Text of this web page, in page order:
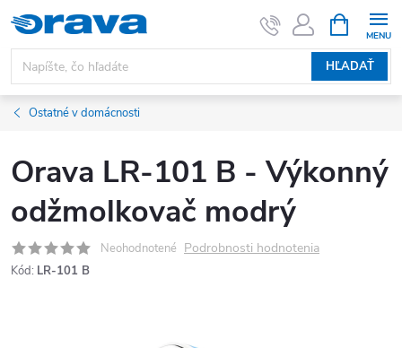
Prejsť na obsah
HĽADAŤ
Ostatné v domácnosti
Orava LR-101 B - Výkonný
odžmolkovač modrý
Neohodnotené Podrobnosti hodnotenia
Kód: LR-101 B